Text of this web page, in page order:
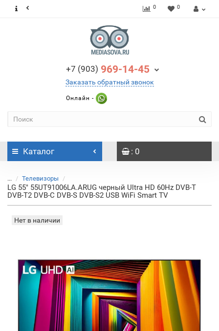
0 0
+7 (903) 969-14-45
Заказать обратный звонок
Онлайн -
Каталог : 0
... Телевизоры
LG 55" 55UT91006LA.ARUG черный Ultra HD 60Hz DVB-T
DVB-T2 DVB-C DVB-S DVB-S2 USB WiFi Smart TV
Нет в наличии